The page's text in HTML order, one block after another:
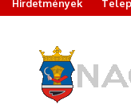
Hirdetmények